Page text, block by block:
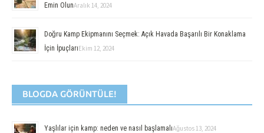
Emin OlunAralık 14, 2024
Doğru Kamp Ekipmanını Seçmek: Açık Havada Başarılı Bir Konaklama
İçin İpuçlarıEkim 12, 2024
BLOGDA GÖRÜNTÜLE!
Yaşlılar için kamp: neden ve nasıl başlamalıAğustos 13, 2024